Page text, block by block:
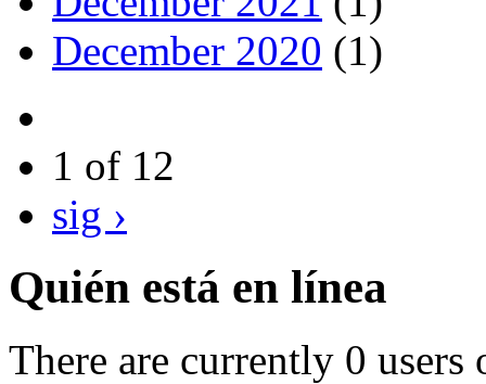
December 2020 (1)
1 of 12
sig ›
Quién está en línea
There are currently 0 users